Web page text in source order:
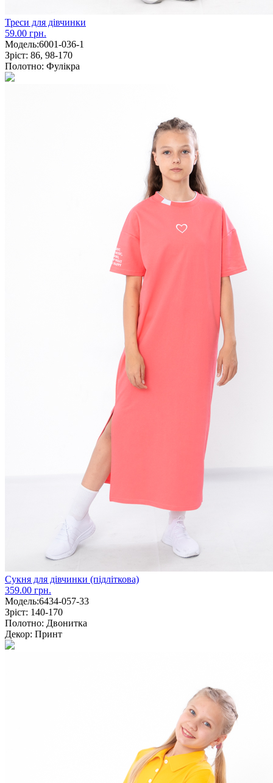
Треси для дівчинки
59.00 грн.
Модель:6001-036-1
Зріст: 86, 98-170
Полотно: Фулікра
Сукня для дівчинки (підліткова)
359.00 грн.
Модель:6434-057-33
Зріст: 140-170
Полотно: Двонитка
Декор: Принт